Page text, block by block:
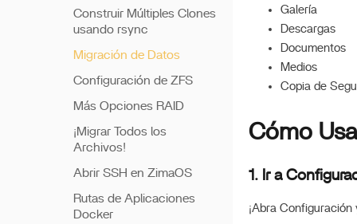
Galería
Descargas
Documentos
Medios
Copia de
Cómo
1. Ir a
¡Abra
Construir Múltiples Clones
usando rsync
Migración de Datos
Configuración de ZFS
Más Opciones RAID
¡Migrar Todos los
Archivos!
Abrir SSH en ZimaOS
Rutas de Aplicaciones
Docker